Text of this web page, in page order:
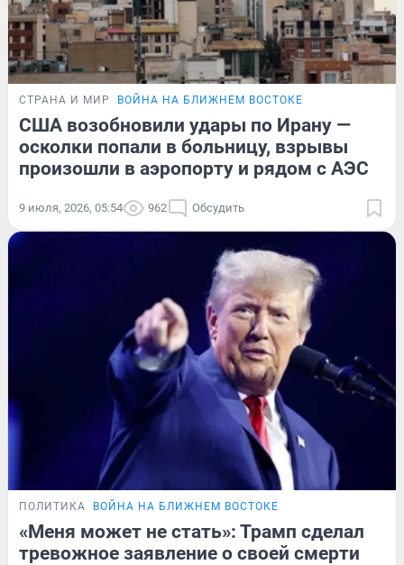
СТРАНА И МИР ВОЙНА НА БЛИЖНЕМ ВОСТОКЕ
США возобновили удары по Ирану —
осколки попали в больницу, взрывы
произошли в аэропорту и рядом с АЭС
9 июля, 2026, 05:54 962 Обсудить
ПОЛИТИКА ВОЙНА НА БЛИЖНЕМ ВОСТОКЕ
«Меня может не стать»: Трамп сделал
тревожное заявление о своей смерти